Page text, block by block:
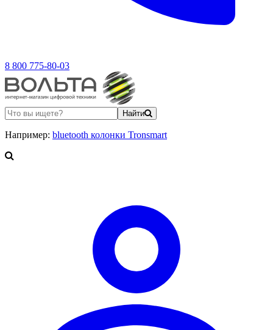
8 800 775-80-03
Найти
Например: bluetooth колонки Tronsmart